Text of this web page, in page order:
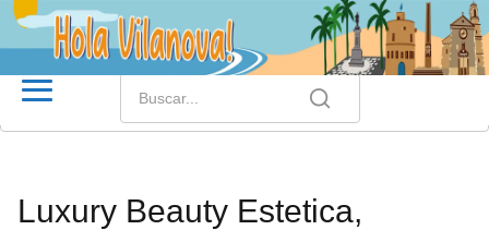
Luxury Beauty Estetica,